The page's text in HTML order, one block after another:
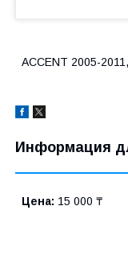
ACCENT 2005-
Информация
Цена: 15 000 ₸